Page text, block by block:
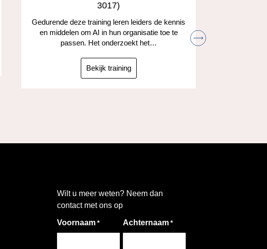
3017)
Gedurende deze training leren leiders de kennis
en middelen om AI in hun organisatie toe te
passen. Het onderzoekt het…
Bekijk training
Wilt u meer weten? Neem dan
contact met ons op
Voornaam * Achternaam *